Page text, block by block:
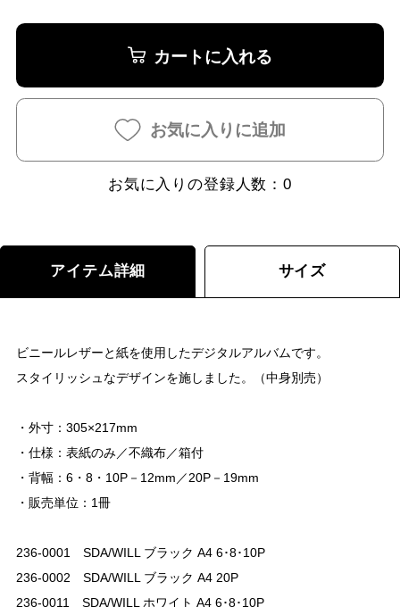
カートに入れる
お気に入りに追加
お気に入りの登録人数：0
アイテム詳細 サイズ
ビニールレザーと紙を使用したデジタルアルバムです。
スタイリッシュなデザインを施しました。（中身別売）
・外寸：305×217mm
・仕様：表紙のみ／不織布／箱付
・背幅：6・8・10P－12mm／20P－19mm
・販売単位：1冊
236-0001 SDA/WILL ブラック A4 6･8･10P
236-0002 SDA/WILL ブラック A4 20P
236-0011 SDA/WILL ホワイト A4 6･8･10P